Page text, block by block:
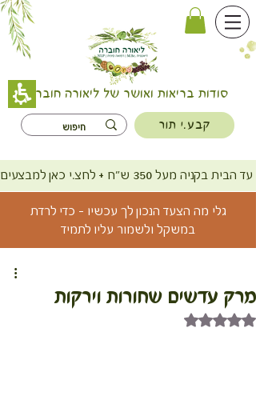
סודות בריאות ואושר של ליאורה חוברה
קבע.י תור
ש"ח + לחצ.י כאן למבצעים
גלי מה הצעד הנכון לך עכשיו - כדי לרדת
במשקל ולשמור עליו לתמיד
מרק עדשים שחורות וירקות
דירוג של NaN מתוך 5 כוכבים